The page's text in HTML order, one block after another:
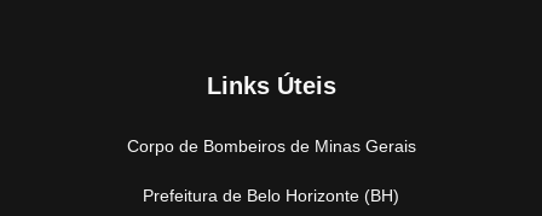
Links Úteis
Corpo de Bombeiros de Minas Gerais
Prefeitura de Belo Horizonte (BH)